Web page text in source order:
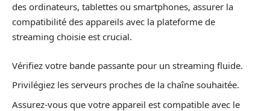
des ordinateurs, tablettes ou smartphones, assurer la
compatibilité des appareils avec la plateforme de
streaming choisie est crucial.
Vérifiez votre bande passante pour un streaming fluide.
Privilégiez les serveurs proches de la chaîne souhaitée.
Assurez-vous que votre appareil est compatible avec le